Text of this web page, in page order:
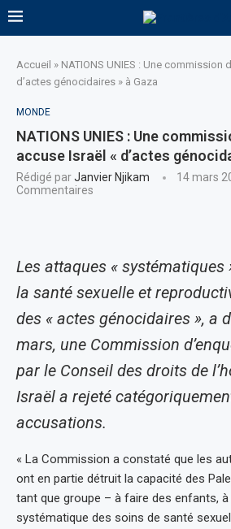
Accueil » NATIONS UNIES : Une commission
d’actes génocidaires » à Gaza
MONDE
NATIONS UNIES : Une
accuse Israël « d’actes
Rédigé parJanvier Njikam 14 mars
Commentaires
Les attaques « systématiques
la santé sexuelle et
des « actes génocidaires », a
mars, une Commission
par le Conseil des droits de
Israël a rejeté
accusations.
« La Commission a constaté que les
ont en partie détruit la capacité des
tant que groupe – à faire des enfants,
systématique des soins de santé